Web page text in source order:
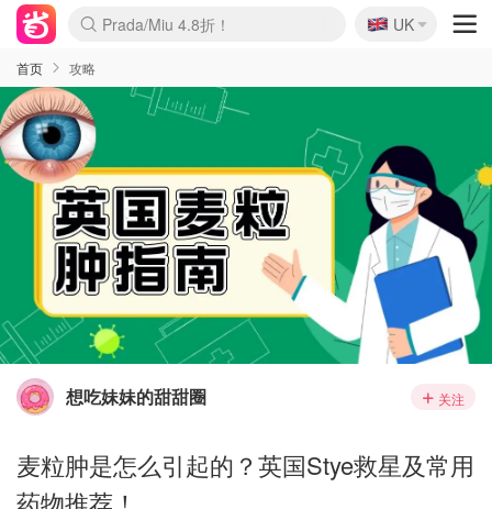
Prada/Miu 4.8折！
🇬🇧
UK
首页 攻略
想吃妹妹的甜甜圈 关注
麦粒肿是怎么引起的？英国Stye救星及常用
药物推荐！